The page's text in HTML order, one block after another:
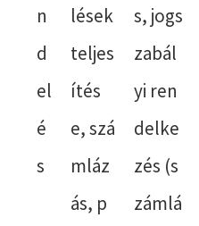
n
d
el
é
s
lések
teljes
ítés
e, szá
mláz
ás, p
s, jogs
zabál
yi ren
delke
zés (s
zámlá